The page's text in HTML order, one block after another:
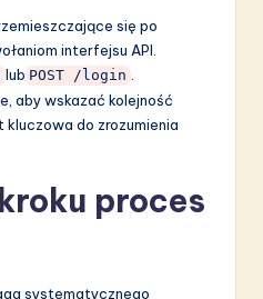
się po
interfejsu API.
lub POST /login .
aby wskazać kolejność
kluczowa do zrozumienia
proces
systematycznego